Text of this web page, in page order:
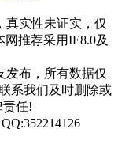
真实性未证实，仅
推荐采用IE8.0及
发布，所有数据仅
系我们及时删除或
责任!